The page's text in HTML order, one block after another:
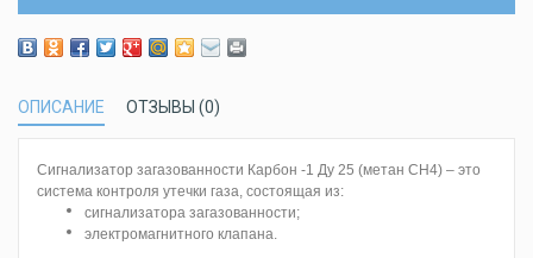
ОПИСАНИЕ ОТЗЫВЫ (0)
Сигнализатор загазованности Карбон -1 Ду 25 (метан CH4) – это
система контроля утечки газа, состоящая из:
сигнализатора загазованности;
электромагнитного клапана.